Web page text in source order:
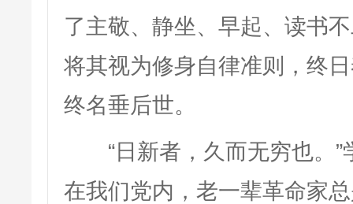
了主敬、静坐、早起、读书
将其视为修身自律准则，终
终名垂后世。
“日新者，久而无穷也。”
在我们党内，老一辈革命家